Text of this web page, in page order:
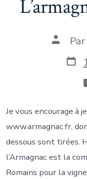
Auteur
Par
Date
de
Je vous encourage à
www.armagnac.fr,
dessous sont tirées.
l’Armagnac est la
Romains pour la